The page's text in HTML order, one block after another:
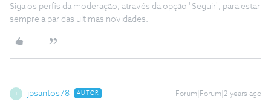
Siga os perfis da moderação, através da opção "Seguir", para estar
sempre a par das ultimas novidades.
jpsantos78 AUTOR Forum|Forum|2 years ago